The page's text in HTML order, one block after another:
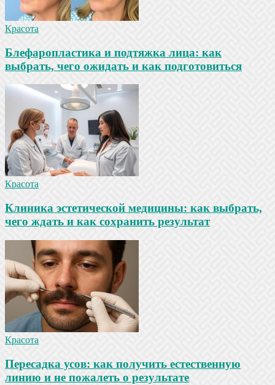
Красота
Блефаропластика и подтяжка лица: как
выбрать, чего ожидать и как подготовиться
Красота
Клиника эстетической медицины: как выбрать,
чего ждать и как сохранить результат
Красота
Пересадка усов: как получить естественную
линию и не пожалеть о результате